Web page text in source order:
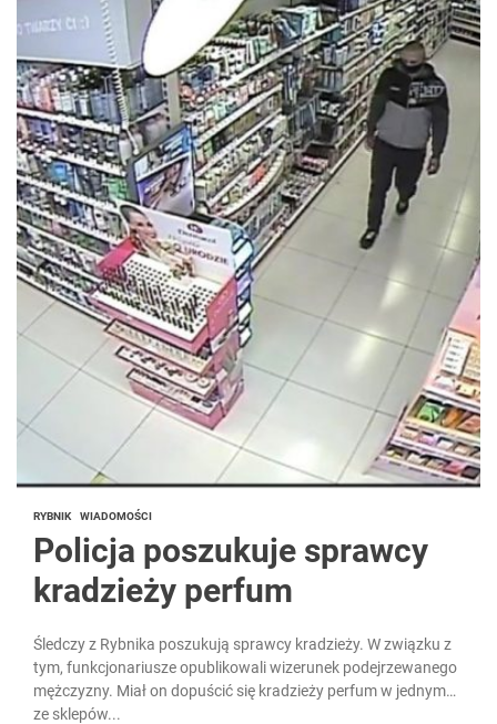
RYBNIK WIADOMOŚCI
Policja poszukuje sprawcy
kradzieży perfum
Śledczy z Rybnika poszukują sprawcy kradzieży. W związku z
tym, funkcjonariusze opublikowali wizerunek podejrzewanego
mężczyzny. Miał on dopuścić się kradzieży perfum w jednym
ze sklepów...